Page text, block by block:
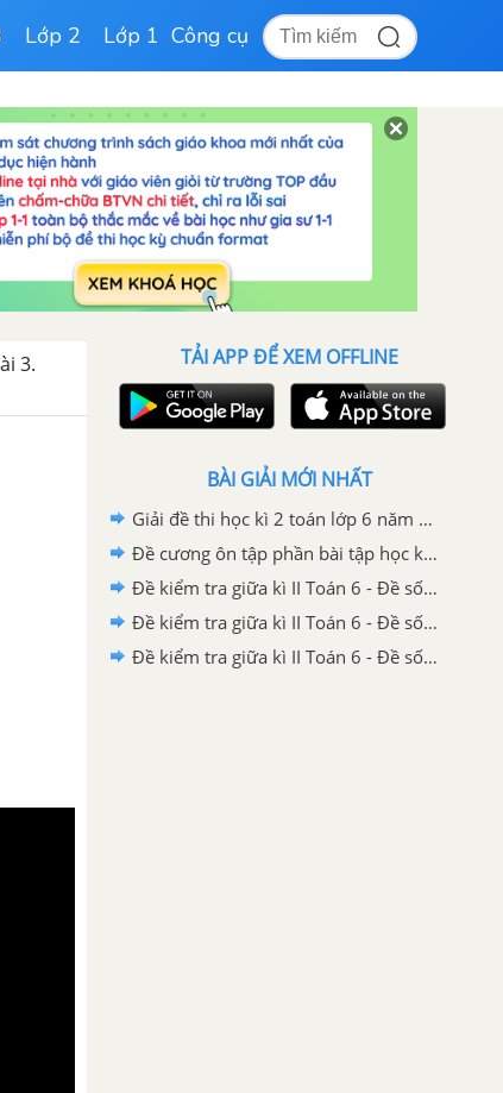
Lớp 2 Lớp 1 Công cụ
3.
TẢI APP ĐỂ XEM OFFLINE
BÀI GIẢI MỚI NHẤT
Giải đề thi học kì 2 toán lớp 6 năm 2020 - 2021 trường Archimeches
Đề cương ôn tập phần bài tập học kì 2 toán 6
Đề kiểm tra giữa kì II Toán 6 - Đề số 1 có lời giải chi tiết
Đề kiểm tra giữa kì II Toán 6 - Đề số 2 có lời giải chi tiết
Đề kiểm tra giữa kì II Toán 6 - Đề số 3 có lời giải chi tiết